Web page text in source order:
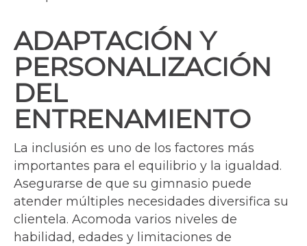
ADAPTACIÓN Y
PERSONALIZACIÓN
DEL
ENTRENAMIENTO
La inclusión es uno de los factores más
importantes para el equilibrio y la igualdad.
Asegurarse de que su gimnasio puede
atender múltiples necesidades diversifica su
clientela. Acomoda varios niveles de
habilidad, edades y limitaciones de